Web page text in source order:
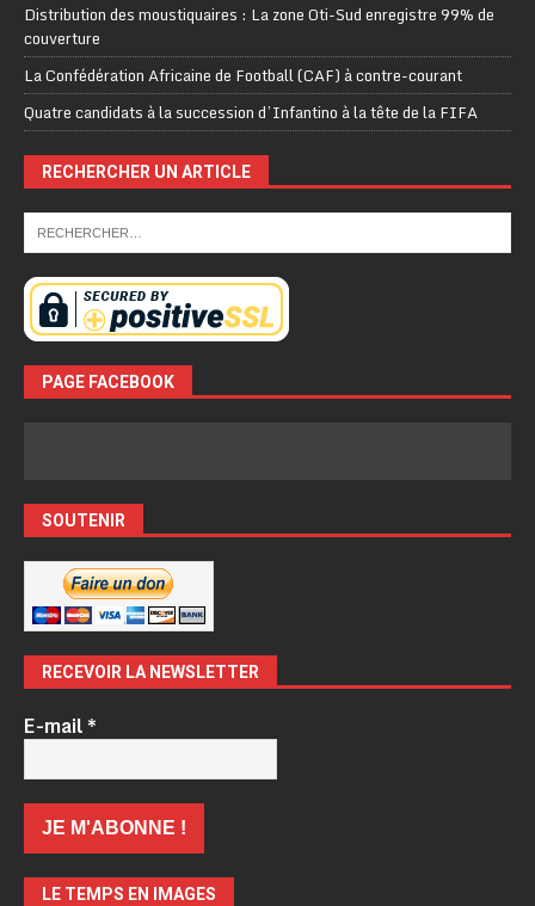
Distribution des moustiquaires : La zone Oti-Sud enregistre 99% de
couverture
La Confédération Africaine de Football (CAF) à contre-courant
Quatre candidats à la succession d’Infantino à la tête de la FIFA
RECHERCHER UN ARTICLE
PAGE FACEBOOK
SOUTENIR
RECEVOIR LA NEWSLETTER
E-mail*
LE TEMPS EN IMAGES